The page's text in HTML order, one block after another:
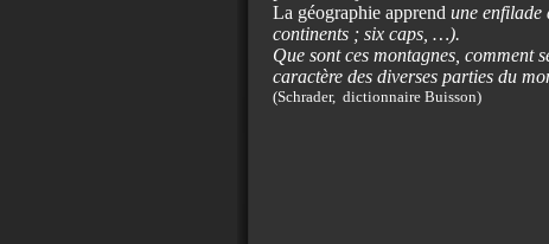
La géographie apprend une enfilade
continents ; six caps, …).
Que sont ces montagnes, comment
caractère des diverses parties du
(Schrader, dictionnaire Buisson)